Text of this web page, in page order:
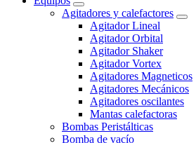
Agitadores y calefactores
Agitador Lineal
Agitador Orbital
Agitador Shaker
Agitador Vortex
Agitadores Magneticos
Agitadores Mecánicos
Agitadores oscilantes
Mantas calefactoras
Bombas Peristálticas
Bomba de vacío